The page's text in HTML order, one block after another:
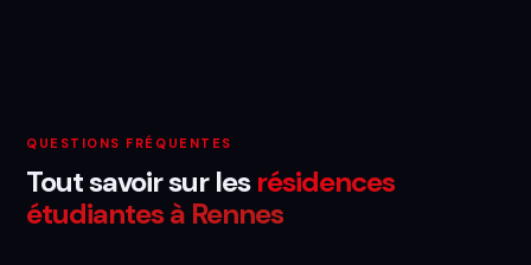
QUESTIONS FRÉQUENTES
Tout savoir sur lesrésidences
étudiantes à Rennes